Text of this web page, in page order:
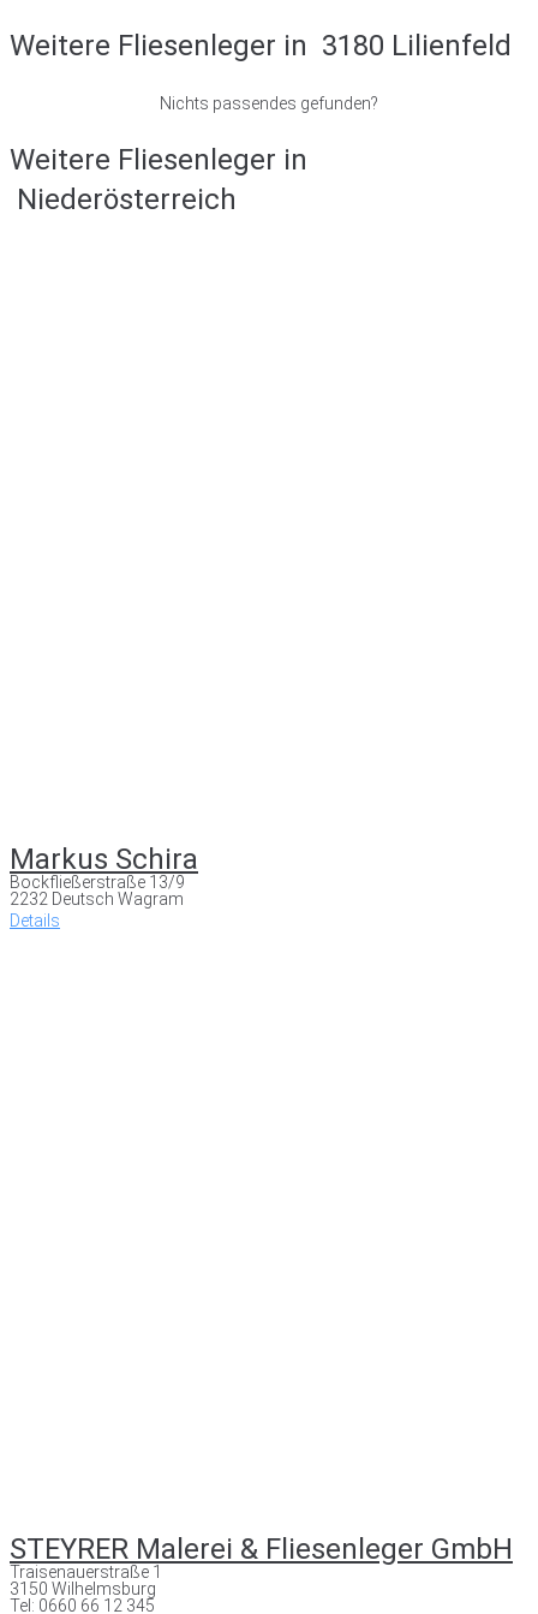
Weitere Fliesenleger in 3180 Lilienfeld
Nichts passendes gefunden?
Weitere Fliesenleger in
Niederösterreich
Markus Schira
Bockfließerstraße 13/9
2232 Deutsch Wagram
Details
STEYRER Malerei & Fliesenleger GmbH
Traisenauerstraße 1
3150 Wilhelmsburg
Tel: 0660 66 12 345